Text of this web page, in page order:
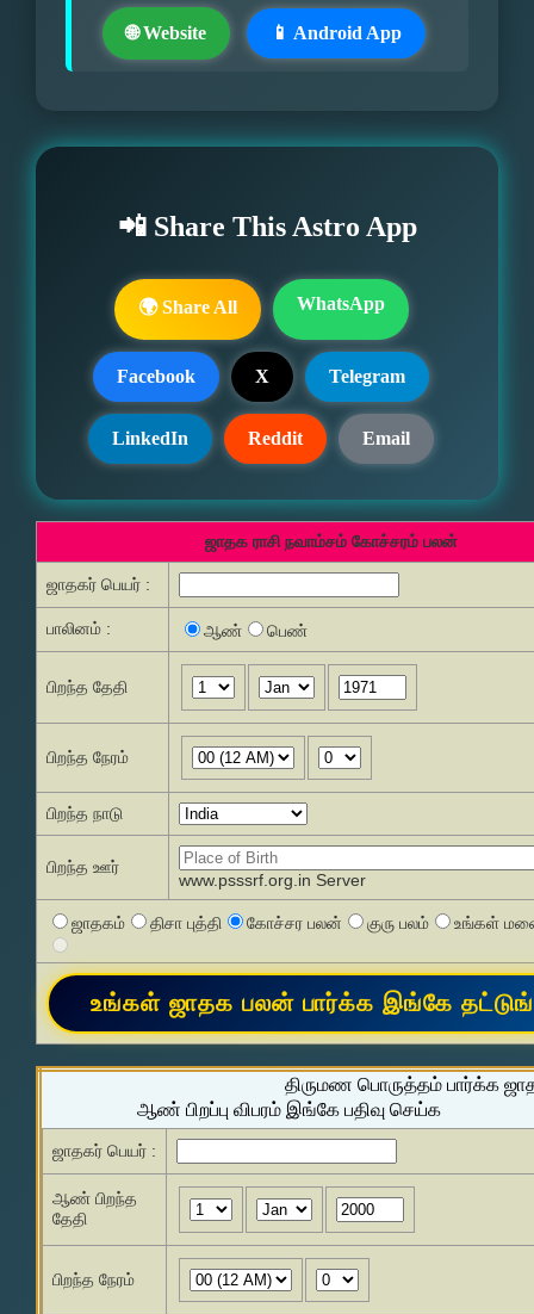
🌐 Website 📱 Android App
📲 Share This Astro App
🌍 Share All WhatsApp
Facebook X Telegram
LinkedIn Reddit Email
ஜாதக ராசி நவாம்சம் கோச்சரம் பலன்
ஜாதகர் பெயர் :
பாலினம் : ஆண் பெண்
பிறந்த தேதி
பிறந்த நேரம்
பிறந்த நாடு
பிறந்த ஊர்
www.psssrf.org.in Server
ஜாதகம் திசா புத்தி கோச்சர பலன் குரு பலம் உங்கள்
திருமண பொருத்தம் பார்க்க
ஆண் பிறப்பு விபரம் இங்கே பதிவு செய்க
ஜாதகர் பெயர் :
ஆண் பிறந்த
தேதி
பிறந்த நேரம்